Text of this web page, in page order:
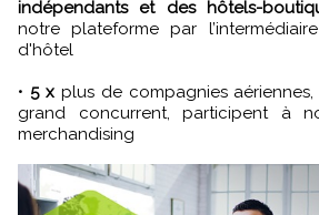
indépendants et des hôtels-
notre plateforme par
d'hôtel
• 5 xplus de compagnies
grand concurrent, participent à
merchandising